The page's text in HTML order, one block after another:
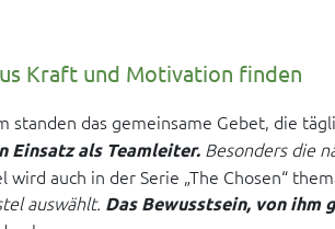
Kraft und Motivation finden
standen das gemeinsame Gebet, die
Einsatz als Teamleiter. Besonders die
wird auch in der Serie „The Chosen“
auswählt. Das Bewusstsein, von ihm